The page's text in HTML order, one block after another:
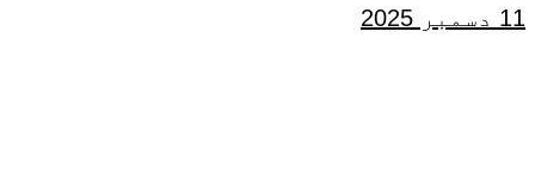
11 دسمبر 2025